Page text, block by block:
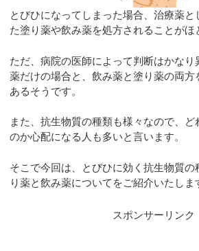
とびひになってしまった場合、治療薬と
た塗り薬や飲み薬を処方されることがほ
ただ、病院の医師によって判断はかなり
薬だけの場合と、飲み薬と塗り薬の両方
あるそうです。
また、抗生物質の種類も様々なので、
のか心配になる人も多いと言います。
そこで今回は、とびひに効く抗生物質の
り薬と飲み薬についてをご紹介いたしま
スポンサーリンク